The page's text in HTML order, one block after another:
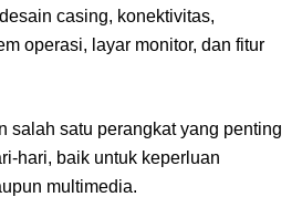
casing, konektivitas,
operasi, layar monitor, dan fitur
salah satu perangkat yang penting
hari, baik untuk keperluan
multimedia.